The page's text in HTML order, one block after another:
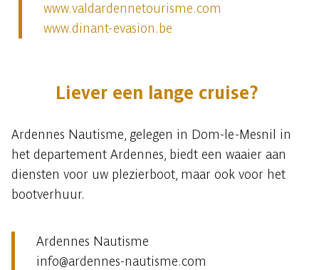
www.valdardennetourisme.com
www.dinant-evasion.be
Liever een lange cruise?
Ardennes Nautisme, gelegen in Dom-le-Mesnil in
het departement Ardennes, biedt een waaier aan
diensten voor uw plezierboot, maar ook voor het
bootverhuur.
Ardennes Nautisme
info@ardennes-nautisme.com